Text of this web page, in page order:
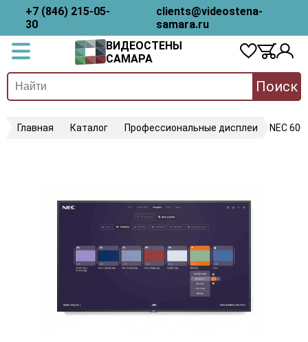
+7 (846) 215-05-
30
clients@videostena-
samara.ru
ВИДЕОСТЕНЫ
САМАРА
Поиск
Главная Каталог Профессиональные дисплеи NEC